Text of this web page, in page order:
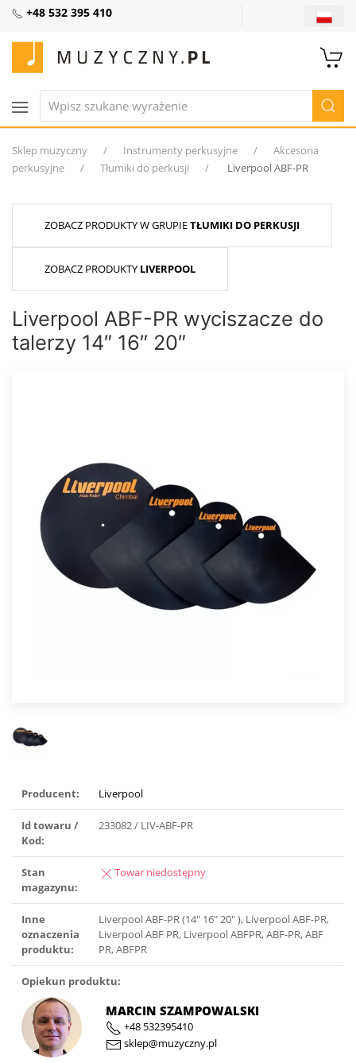
+48 532 395 410
Sklep muzyczny Instrumenty perkusyjne
Akcesoria
perkusyjne
Tłumiki do perkusji Liverpool ABF-PR
ZOBACZ PRODUKTY W GRUPIETŁUMIKI DO PERKUSJI
ZOBACZ PRODUKTY LIVERPOOL
Liverpool ABF-PR wyciszacze do
talerzy 14″ 16″ 20″
Producent: Liverpool
Id towaru /
Kod:
233082 / LIV-ABF-PR
Stan
magazynu:
Towar niedostępny
Inne
oznaczenia
produktu:
Liverpool ABF-PR (14″ 16″ 20″ ), Liverpool ABF-PR,
Liverpool ABF PR, Liverpool ABFPR, ABF-PR, ABF
PR, ABFPR
Opiekun produktu:
MARCIN SZAMPOWALSKI
+48 532395410
sklep@muzyczny.pl